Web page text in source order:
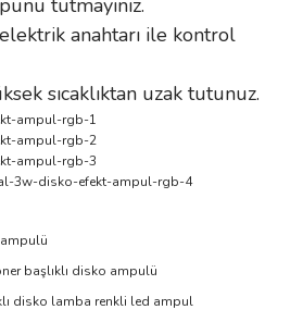
tutmayınız.
anahtarı ile kontrol
sıcaklıktan uzak tutunuz.
ilk yorumu siz yapın!
ürün açıklamalarında ve diğer
teşekkür ederiz.
başlıklı disko ampulü
disko lamba renkli led ampul